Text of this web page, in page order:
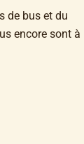
de bus et du
encore sont à